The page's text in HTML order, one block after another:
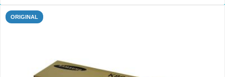
ORIGINAL